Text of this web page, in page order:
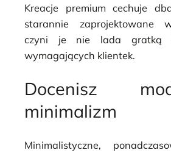
Kreacje premium cechuje
starannie zaprojektowane
czyni je nie lada gratką
wymagających klientek.
Docenisz
minimalizm
Minimalistyczne,